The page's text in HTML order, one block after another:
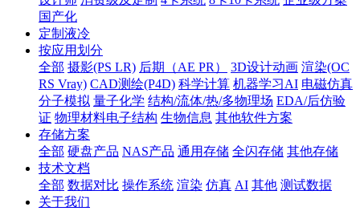
国产化
定制液冷
按应用划分
全部 摄影(PS LR) 后期（AE PR） 3D设计动画 渲染(OC
RS Vray) CAD测绘(P4D) 科学计算 机器学习AI 电磁仿真
分子模拟 量子化学 结构/流体/热/多物理场 EDA/后仿验
证 物理材料电子结构 生物信息 其他软件方案
存储方案
全部 硬盘产品 NAS产品 通用存储 全闪存储 其他存储
技术文档
全部 数据对比 操作系统 渲染 仿真 AI 其他 测试数据
关于我们